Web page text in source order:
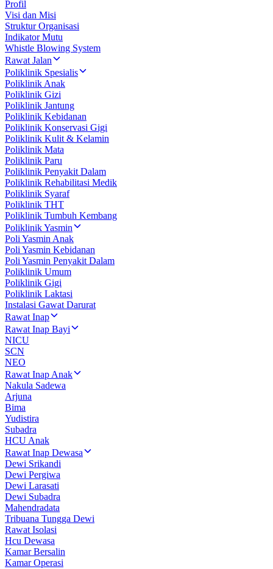
Profil
Visi dan Misi
Struktur Organisasi
Indikator Mutu
Whistle Blowing System
Rawat Jalan
Poliklinik Spesialis
Poliklinik Anak
Poliklinik Gizi
Poliklinik Jantung
Poliklinik Kebidanan
Poliklinik Konservasi Gigi
Poliklinik Kulit & Kelamin
Poliklinik Mata
Poliklinik Paru
Poliklinik Penyakit Dalam
Poliklinik Rehabilitasi Medik
Poliklinik Syaraf
Poliklinik THT
Poliklinik Tumbuh Kembang
Poliklinik Yasmin
Poli Yasmin Anak
Poli Yasmin Kebidanan
Poli Yasmin Penyakit Dalam
Poliklinik Umum
Poliklinik Gigi
Poliklinik Laktasi
Instalasi Gawat Darurat
Rawat Inap
Rawat Inap Bayi
NICU
SCN
NEO
Rawat Inap Anak
Nakula Sadewa
Arjuna
Bima
Yudistira
Subadra
HCU Anak
Rawat Inap Dewasa
Dewi Srikandi
Dewi Pergiwa
Dewi Larasati
Dewi Subadra
Mahendradata
Tribuana Tungga Dewi
Rawat Isolasi
Hcu Dewasa
Kamar Bersalin
Kamar Operasi